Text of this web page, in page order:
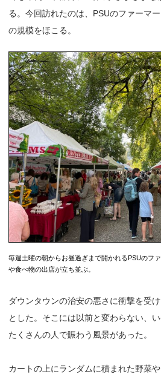
る。今回訪れたのは、PSUのファーマ
の規模をほこる。
毎週土曜の朝からお昼過ぎまで開かれるPSUのフ
や食べ物の出店が立ち並ぶ。
ダウンタウンの治安の悪さに衝撃を受
とした。そこには以前と変わらない、
たくさんの人で賑わう風景があった。
カートの上にランダムに積まれた野菜